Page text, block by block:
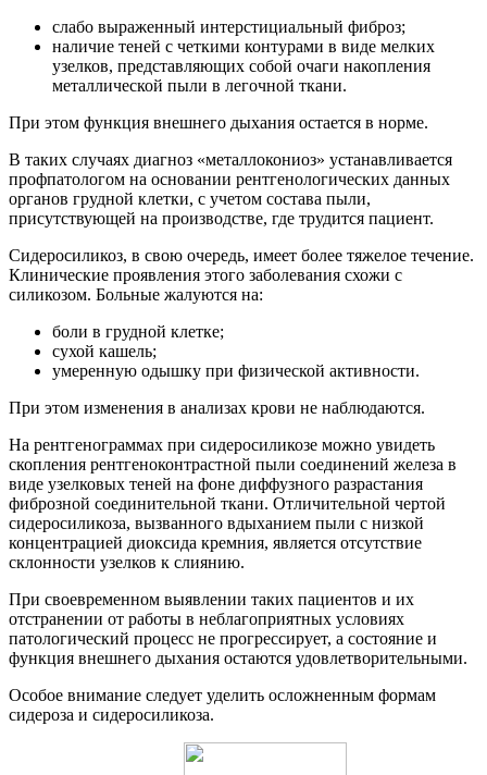
слабо выраженный интерстициальный фиброз;
наличие теней с четкими контурами в виде мелких
узелков, представляющих собой очаги накопления
металлической пыли в легочной ткани.
При этом функция внешнего дыхания остается в норме.
В таких случаях диагноз «металлокониоз» устанавливается
профпатологом на основании рентгенологических данных
органов грудной клетки, с учетом состава пыли,
присутствующей на производстве, где трудится пациент.
Сидеросиликоз, в свою очередь, имеет более тяжелое течение.
Клинические проявления этого заболевания схожи с
силикозом. Больные жалуются на:
боли в грудной клетке;
сухой кашель;
умеренную одышку при физической активности.
При этом изменения в анализах крови не наблюдаются.
На рентгенограммах при сидеросиликозе можно увидеть
скопления рентгеноконтрастной пыли соединений железа в
виде узелковых теней на фоне диффузного разрастания
фиброзной соединительной ткани. Отличительной чертой
сидеросиликоза, вызванного вдыханием пыли с низкой
концентрацией диоксида кремния, является отсутствие
склонности узелков к слиянию.
При своевременном выявлении таких пациентов и их
отстранении от работы в неблагоприятных условиях
патологический процесс не прогрессирует, а состояние и
функция внешнего дыхания остаются удовлетворительными.
Особое внимание следует уделить осложненным формам
сидероза и сидеросиликоза.